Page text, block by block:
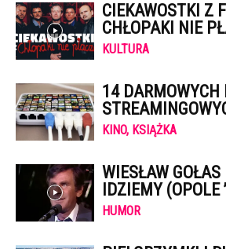
CIEKAWOSTKI Z
CHŁOPAKI NIE
KULTURA
14 DARMOWYCH
KINO, KSIĄŻKA
WIESŁAW
IDZIEMY (OPOLE
HUMOR